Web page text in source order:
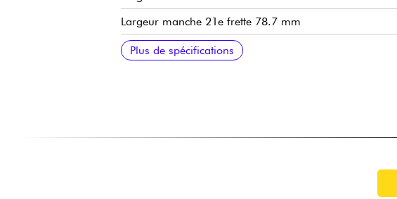
Largeur manche 21e frette 78.7 mm
Epaisseur manche 1e frette 21.8 mm
Epaisseur manche 12e frette 23.6 mm
Micros simple-bobinage Sadowsky Hum-cancelling J-
Préamp Active Sadowsky 2-way electronics
Volume
Balance
Vintage Tone Control (push/pull pour désactiver le
Treble / Bass (potentiomètres concentriques)
Sadowsky Quick String Release bridge
Mécanqiues Sadowsky Light Open Gear
Vendue avec housse Sadowsky Portabag
Plus de spécifications